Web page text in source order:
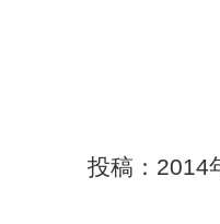
投稿：2014